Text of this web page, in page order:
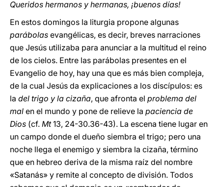
Queridos hermanos y hermanas, ¡buenos días!
En estos domingos la liturgia propone algunas
parábolas evangélicas, es decir, breves narraciones
que Jesús utilizaba para anunciar a la multitud el reino
de los cielos. Entre las parábolas presentes en el
Evangelio de hoy, hay una que es más bien compleja,
de la cual Jesús da explicaciones a los discípulos: es
la del trigo y la cizaña, que afronta el problema del
mal en el mundo y pone de relieve la paciencia de
Dios (cf. Mt13, 24-30.36-43). La escena tiene lugar en
un campo donde el dueño siembra el trigo; pero una
noche llega el enemigo y siembra la cizaña, término
que en hebreo deriva de la misma raíz del nombre
«Satanás» y remite al concepto de división. Todos